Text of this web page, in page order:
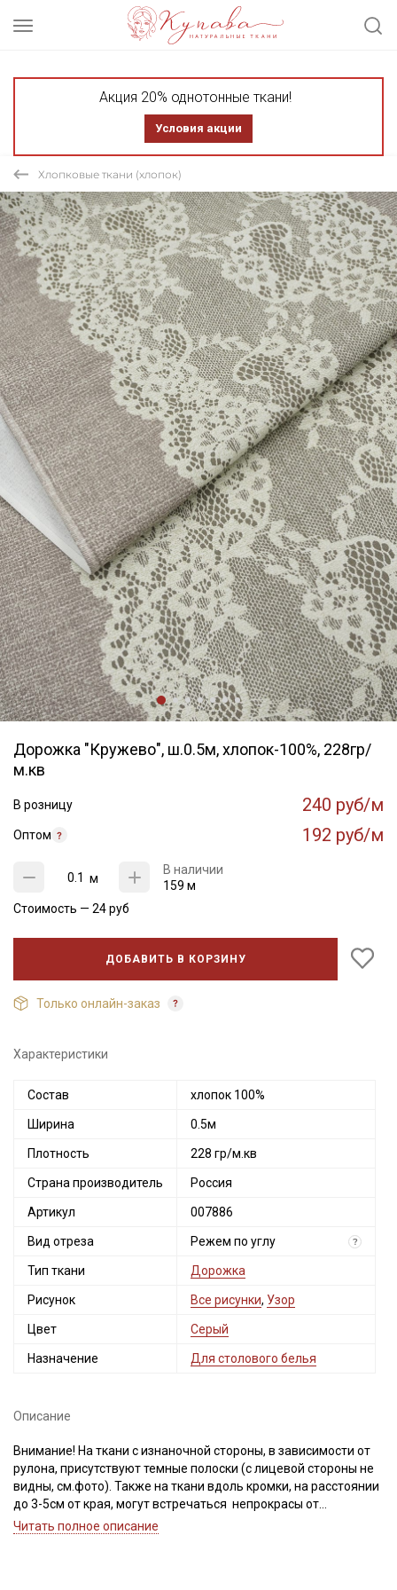
Акция 20% однотонные ткани!
Условия акции
Хлопковые ткани (хлопок)
Дорожка "Кружево", ш.0.5м, хлопок-100%, 228гр/
м.кв
В розницу 240 руб/м
Оптом 192 руб/м
м
В наличии
159 м
Стоимость — 24руб
ДОБАВИТЬ В КОРЗИНУ
Только онлайн-заказ
Характеристики
Состав хлопок 100%
Ширина 0.5м
Плотность 228 гр/м.кв
Страна производитель Россия
Артикул 007886
Вид отреза Режем по углу ?
Тип ткани Дорожка
Рисунок Все рисунки, Узор
Цвет Серый
Назначение Для столового белья
Описание
Внимание! На ткани с изнаночной стороны, в зависимости от
рулона, присутствуют темные полоски (с лицевой стороны не
видны, см.фото). Также на ткани вдоль кромки, на расстоянии
до 3-5см от края, могут встречаться непрокрасы от
прилипших нитей, хаотично встречаются точки непрокраса,
Читать полное описание
Секретная рассылка от Купава
Мы публикуем здесь дополнительные
промокоды и скидки до 30% на узкие
Электронная почта
Подписаться
данных
ДаюСогласие на получение рекламных и
информационных рассылок